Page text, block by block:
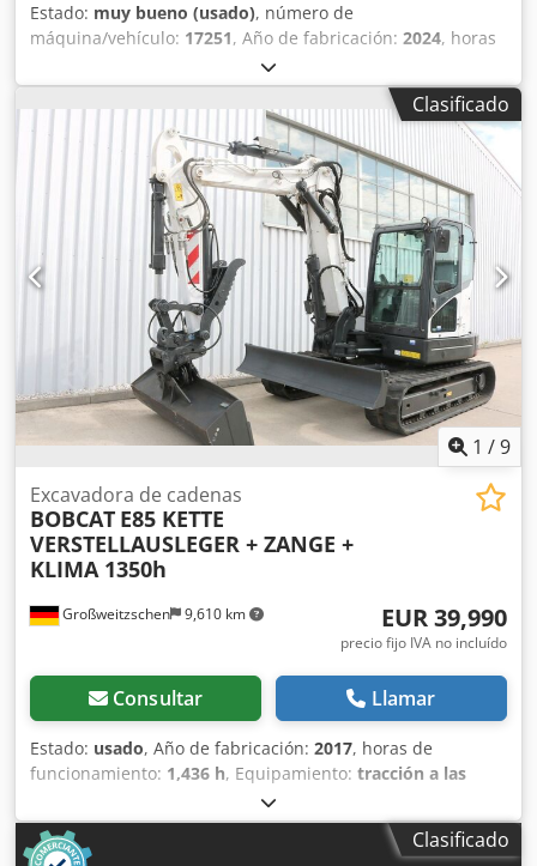
Estado: muy bueno (usado), número de
máquina/vehículo: 17251, Año de fabricación: 2024, horas
, capacidad de carga:
altura de elevación:4,730 mm, ascensor libre:1,470 mm,
, tipo de combustible: diésel, tipo
triple, altura de construcción:2,190 mm
longitud de la horquilla:1,050 mm, tamaño del neumático
7.00-15 5.50, tamaño del neumático trasero:
, peso total:4,053 kg
, 5215420 Csdozr Db Hspfx
Ahherf Número de serie: FDA2A-5052-00236
Clasificado
1 /9
Großweitzschen 9,610 km
Excavadora de cadenas
BOBCAT E85 KETTE
VERSTELLAUSLEGER + ZANGE +
KLIMA 1350h
EUR 39,990
precio fijo IVA no incluído
Consultar Llamar
Estado: usado, Año de fabricación: 2017, horas de
funcionamiento: 1,436 h, Equipamiento: tracción a las
, Ofrecemos una máquina E85 poco común,
no procedente de una empresa de construcción pequeña,
con aire acondicionado. * BRAZO EXTENDIBLE conClasificado